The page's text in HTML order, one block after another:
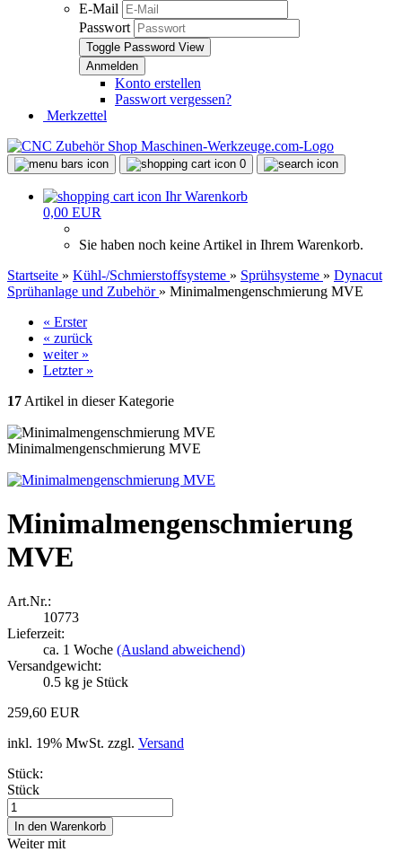
E-Mail
Passwort
Toggle Password View
Konto erstellen
Passwort vergessen?
Merkzettel
0
Ihr Warenkorb
0,00 EUR
Sie haben noch keine Artikel in Ihrem Warenkorb.
Startseite » Kühl-/Schmierstoffsysteme » Sprühsysteme » Dynacut
Sprühanlage und Zubehör » Minimalmengenschmierung MVE
« Erster
« zurück
weiter »
Letzter »
17 Artikel in dieser Kategorie
Minimalmengenschmierung MVE
Minimalmengenschmierung
MVE
Art.Nr.:
10773
Lieferzeit:
ca. 1 Woche (Ausland abweichend)
Versandgewicht:
0.5 kg je Stück
259,60 EUR
inkl. 19% MwSt. zzgl. Versand
Stück:
Stück
Weiter mit